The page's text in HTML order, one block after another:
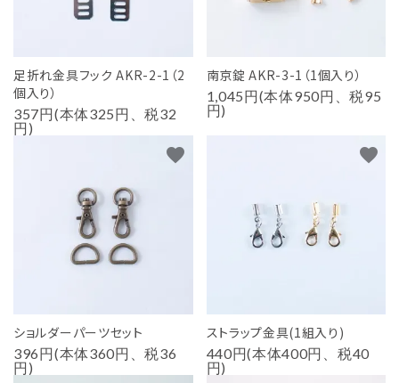
足折れ金具フック AKR-2-1（2
個入り）
357円(本体325円、税32
円)
南京錠 AKR-3-1（1個入り）
1,045円(本体950円、税95
円)
ショルダーパーツセット
396円(本体360円、税36
円)
favorite
ストラップ金具(1組入り)
440円(本体400円、税40
円)
favorite